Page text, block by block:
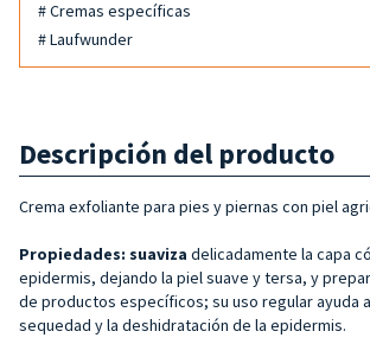
# Cremas específicas
# Laufwunder
Descripción del producto
Crema exfoliante para pies y piernas con piel
Propiedades: suaviza delicadamente la capa
epidermis, dejando la piel suave y tersa, y
de productos específicos; su uso regular ayuda
sequedad y la deshidratación de la epidermis.